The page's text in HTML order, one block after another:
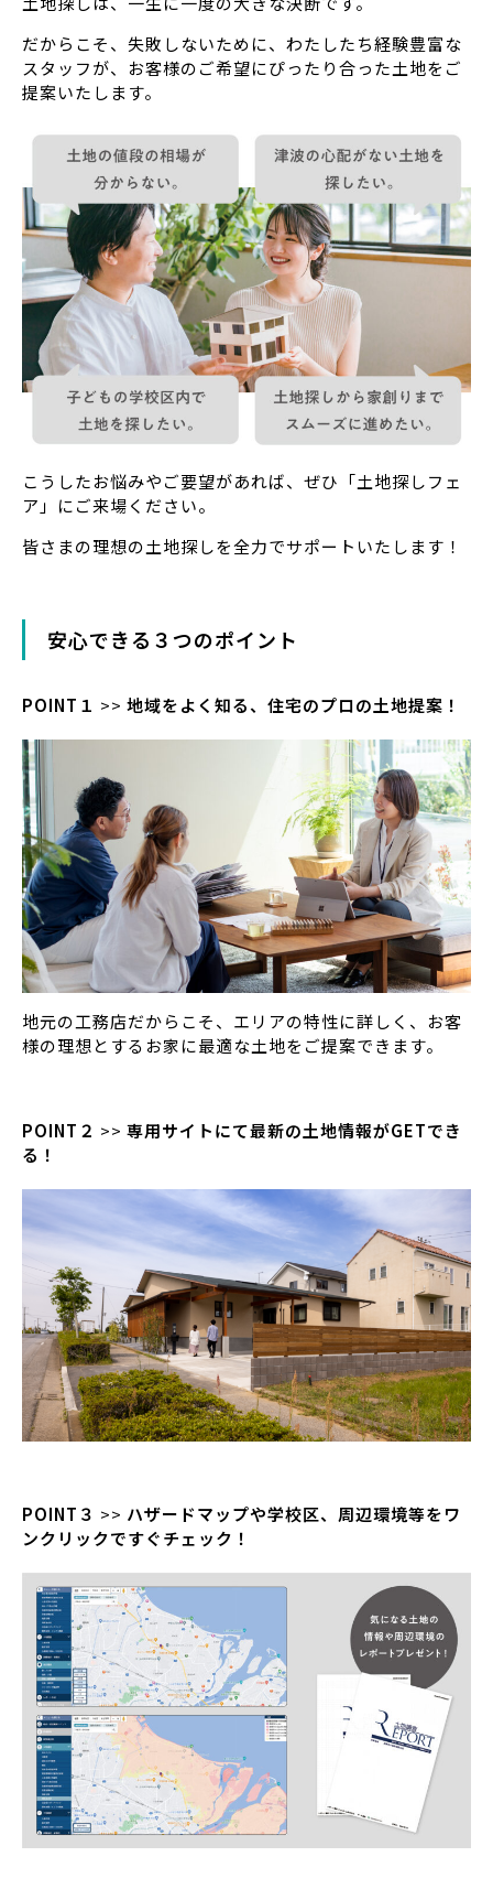
だからこそ、失敗しないために、わたしたち経験豊富な
スタッフが、お客様のご希望にぴったり合った土地をご
提案いたします。
こうしたお悩みやご要望があれば、ぜひ「土地探しフェ
ア」にご来場ください。
皆さまの理想の土地探しを全力でサポートいたします！
安心できる３つのポイント
POINT１ >> 地域をよく知る、住宅のプロの土地提案！
地元の工務店だからこそ、エリアの特性に詳しく、お客
様の理想とするお家に最適な土地をご提案できます。
POINT２ >> 専用サイトにて最新の土地情報がGETでき
る！
POINT３ >> ハザードマップや学校区、周辺環境等をワ
ンクリックですぐチェック！